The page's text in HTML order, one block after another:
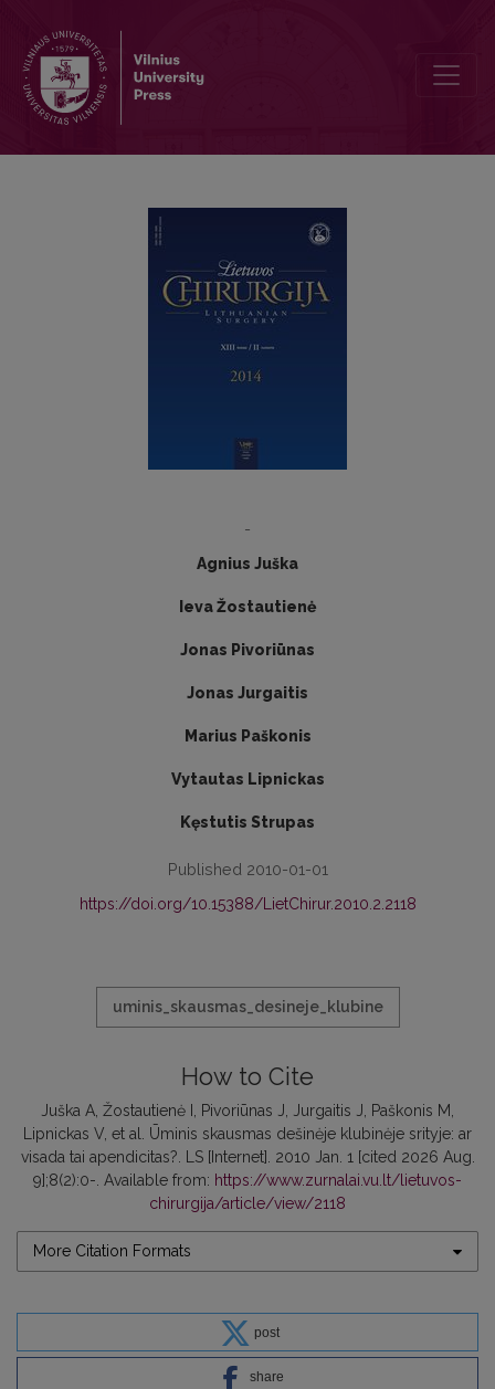
-
Agnius Juška
Ieva Žostautienė
Jonas Pivoriūnas
Jonas Jurgaitis
Marius Paškonis
Vytautas Lipnickas
Kęstutis Strupas
Published 2010-01-01
https://doi.org/10.15388/LietChirur.2010.2.2118
uminis_skausmas_desineje_klubine
How to Cite
Juška A, Žostautienė I, Pivoriūnas J, Jurgaitis J, Paškonis M,
Lipnickas V, et al. Ūminis skausmas dešinėje klubinėje srityje: ar
visada tai apendicitas?. LS [Internet]. 2010 Jan. 1 [cited 2026 Aug.
9];8(2):0-. Available from: https://www.zurnalai.vu.lt/lietuvos-
chirurgija/article/view/2118
More Citation Formats
post
share